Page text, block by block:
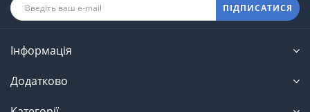
ПІДПИСАТИСЯ
Інформація
Додатково